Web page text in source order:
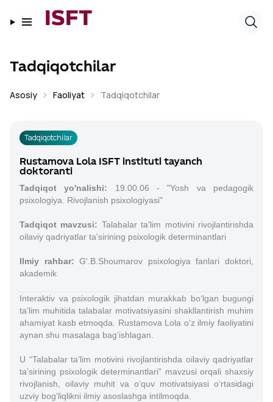
ISFT
Tadqiqotchilar
Asosiy Faoliyat Tadqiqotchilar
Tadqiqotchilar
Rustamova Lola ISFT instituti tayanch
doktoranti
Tadqiqot yo'nalishi: 19.00.06 - "Yosh va pedagogik
psixologiya. Rivojlanish psixologiyasi"
Tadqiqot mavzusi: Talabalar ta'lim motivini rivojlantirishda
oilaviy qadriyatlar ta'sirining psixologik determinantlari
Ilmiy rahbar: G'.B.Shoumarov psixologiya fanlari doktori,
akademik
Interaktiv va psixologik jihatdan murakkab bo‘lgan bugungi
ta’lim muhitida talabalar motivatsiyasini shakllantirish muhim
ahamiyat kasb etmoqda. Rustamova Lola o‘z ilmiy faoliyatini
aynan shu masalaga bag‘ishlagan.
U “Talabalar ta’lim motivini rivojlantirishda oilaviy qadriyatlar
ta’sirining psixologik determinantlari” mavzusi orqali shaxsiy
rivojlanish, oilaviy muhit va o‘quv motivatsiyasi o‘rtasidagi
uzviy bog‘liqlikni ilmiy asoslashga intilmoqda.